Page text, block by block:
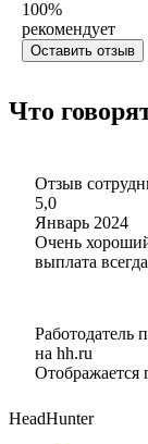
100%
рекомендует
Оставить отзыв
Что
Отзыв
5,0
Январь 2024
Очень хороший
выплата
Работодатель
на hh.ru
Отображается
HeadHunter